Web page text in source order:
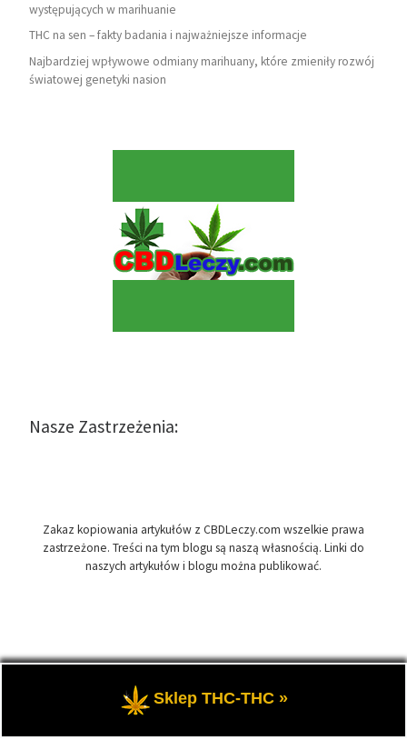
występujących w marihuanie
THC na sen – fakty badania i najważniejsze informacje
Najbardziej wpływowe odmiany marihuany, które zmieniły rozwój
światowej genetyki nasion
Nasze Zastrzeżenia:
Zakaz kopiowania artykułów z CBDLeczy.com wszelkie prawa
zastrzeżone. Treści na tym blogu są naszą własnością. Linki do
naszych artykułów i blogu można publikować.
CBDLeczy.com – Wszelkie prawa zastrzeżone
marihuana i olej CBD-RSO w medycynie.
Sklep THC-THC »